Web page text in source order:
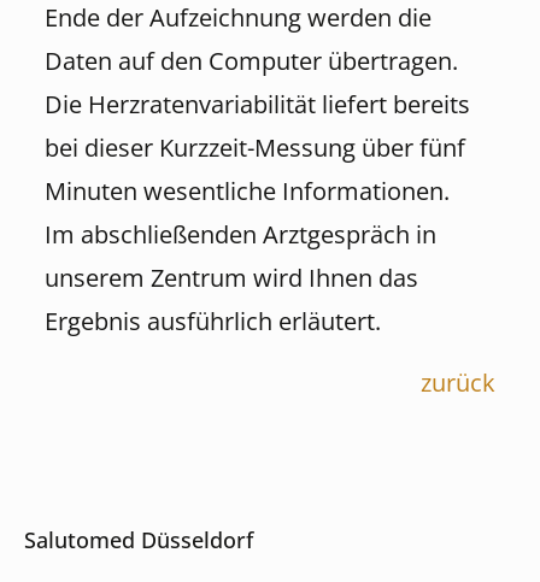
Ende der Aufzeichnung werden die
Daten auf den Computer übertragen.
Die Herzratenvariabilität liefert bereits
bei dieser Kurzzeit-Messung über fünf
Minuten wesentliche Informationen.
Im abschließenden Arztgespräch in
unserem Zentrum wird Ihnen das
Ergebnis ausführlich erläutert.
zurück
Salutomed Düsseldorf